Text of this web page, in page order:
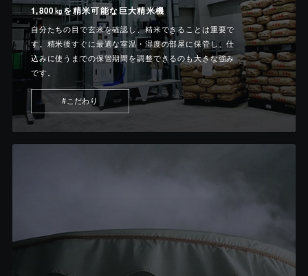
1,800㎏を精米可能な巨大精米機
自分たちの目で玄米を確認し、精米できることは重要で
す。精米後すぐに最適な室温・湿度の部屋に保管し、仕
込みに使うまでの保管期間を調整できるのも大きな強み
です。
#こだわり